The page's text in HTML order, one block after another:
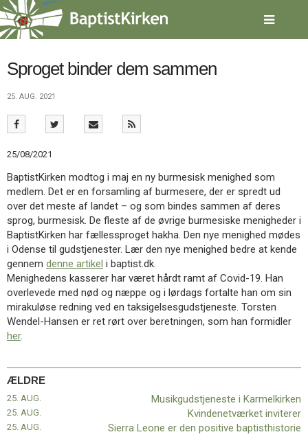
Spring
menu
over
gå
indholdVend
forsiden
1.0:
Forside
3.0:
Kalender
4.0:
Inspiration
5.0:
Værktøjskassen
6.0:
Mission
7.0:
Om
BaptistKirken
8.0:
Kontakt
9.0:
Forside
10.0:
Nyheder
11.0:
Kalender
Om
BaptistKirken
16.0:
Kontakt
Næste
Sproget binder dem sammen
25. AUG. 2021
25/08/2021
BaptistKirken modtog i maj en ny burmesisk menighed som
medlem. Det er en forsamling af burmesere, der er spredt ud
over det meste af landet – og som bindes sammen af deres
sprog, burmesisk. De fleste af de øvrige burmesiske menigheder i
BaptistKirken har fællessproget hakha. Den nye menighed mødes
i Odense til gudstjenester. Lær den nye menighed bedre at kende
gennem denne artikel i baptist.dk.
Menighedens kasserer har været hårdt ramt af Covid-19. Han
overlevede med nød og næppe og i lørdags fortalte han om sin
mirakuløse redning ved en taksigelsesgudstjeneste. Torsten
Wendel-Hansen er ret rørt over beretningen, som han formidler
her.
ÆLDRE
25. AUG. Musikgudstjeneste i Karmelkirken
25. AUG. Kvindenetværket inviterer
25. AUG. Sierra Leone er den positive baptisthistorie